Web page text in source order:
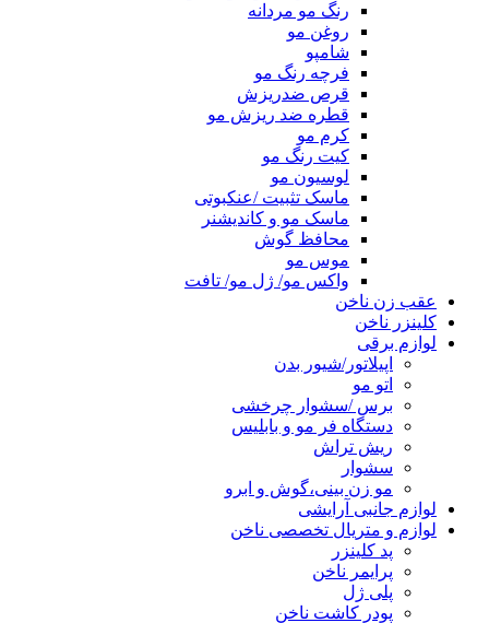
رنگ مو مردانه
روغن مو
شامپو
فرچه رنگ مو
قرص ضدریزش
قطره ضد ریزش مو
کرم مو
کیت رنگ مو
لوسیون مو
ماسک تثبیت /عنکبوتی
ماسک مو و کاندیشنر
محافظ گوش
موس مو
واکس مو/ ژل مو/ تافت
عقب زن ناخن
کلینزر ناخن
لوازم برقی
اپیلاتور/شیور بدن
اتو مو
برس /سشوار چرخشی
دستگاه فر مو و بابلیس
ریش تراش
سشوار
مو زن بینی،گوش و ابرو
لوازم جانبی آرایشی
لوازم و متریال تخصصی ناخن
پد کلینزر
پرایمر ناخن
پلی ژل
پودر کاشت ناخن